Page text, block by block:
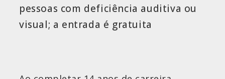
pessoas com deficiência auditiva ou
visual; a entrada é gratuita